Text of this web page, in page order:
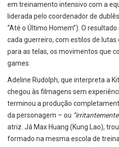
em treinamento intensivo com a
liderada pelo coordenador de
“Até o Último Homem”). O
cada guerreiro, com estilos de
para as telas, os movimentos que
games.
Adeline Rudolph, que interpreta a
chegou às filmagens sem
terminou a produção
da personagem – ou “
atriz. Já Max Huang (Kung Lao),
formado na mesma escola de